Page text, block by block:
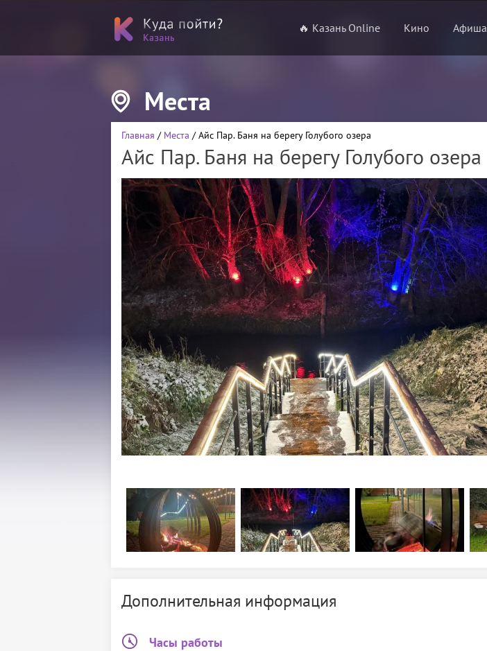
🔥 Казань Online Кино Афиша
Места
Главная / Места / Айс Пар. Баня на берегу Голубого озера
Айс Пар. Баня на берегу Голубого озера
Дополнительная информация
Часы работы